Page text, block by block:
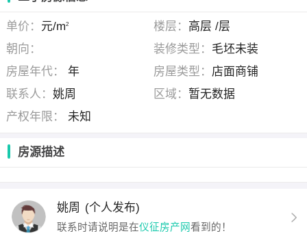
单价： 元/m2 楼层： 高层 /层
朝向：
装修类型： 毛坯未装
房屋年代：
年 房屋类型： 店面商铺
联系人：姚周 区域： 暂无数据
产权年限：
未知
房源描述
姚周 (个人发布)
联系时请说明是在仪征房产网看到的！